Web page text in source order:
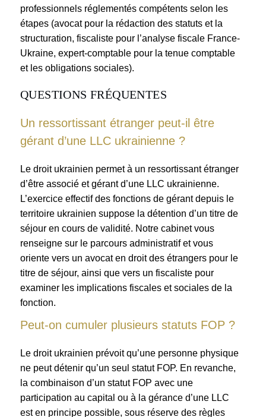
professionnels réglementés compétents selon les
étapes (avocat pour la rédaction des statuts et la
structuration, fiscaliste pour l’analyse fiscale France-
Ukraine, expert-comptable pour la tenue comptable
et les obligations sociales).
QUESTIONS FRÉQUENTES
Un ressortissant étranger peut-il être
gérant d’une LLC ukrainienne ?
Le droit ukrainien permet à un ressortissant étranger
d’être associé et gérant d’une LLC ukrainienne.
L’exercice effectif des fonctions de gérant depuis le
territoire ukrainien suppose la détention d’un titre de
séjour en cours de validité. Notre cabinet vous
renseigne sur le parcours administratif et vous
oriente vers un avocat en droit des étrangers pour le
titre de séjour, ainsi que vers un fiscaliste pour
examiner les implications fiscales et sociales de la
fonction.
Peut-on cumuler plusieurs statuts FOP ?
Le droit ukrainien prévoit qu’une personne physique
ne peut détenir qu’un seul statut FOP. En revanche,
la combinaison d’un statut FOP avec une
participation au capital ou à la gérance d’une LLC
est en principe possible, sous réserve des règles